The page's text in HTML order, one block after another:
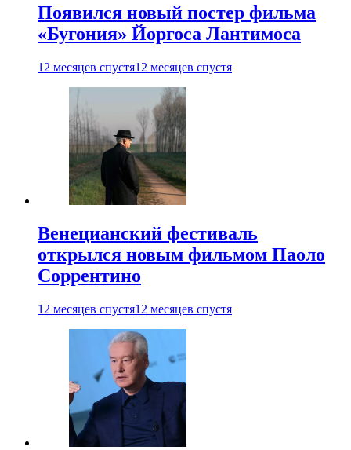
Появился новый постер фильма
«Бугония» Йоргоса Лантимоса
12 месяцев спустя12 месяцев спустя
Венецианский фестиваль
открылся новым фильмом Паоло
Соррентино
12 месяцев спустя12 месяцев спустя